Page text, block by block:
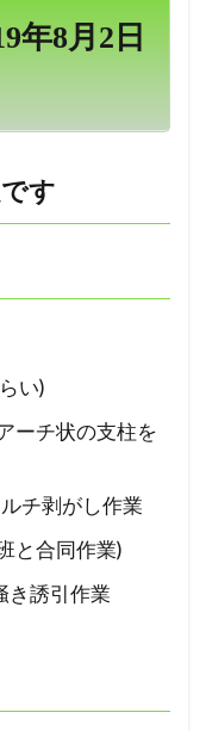
年8月2日
す
い)
ーチ状の支柱を
チ剥がし作業
と合同作業)
き誘引作業